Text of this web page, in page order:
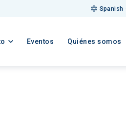
Spanish
Eventos Quiénes somos